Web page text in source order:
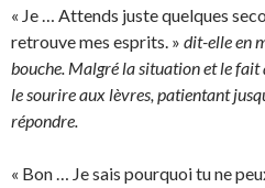
« Je … Attends juste quelques
retrouve mes esprits. » dit-elle en
bouche. Malgré la situation et le fait
le sourire aux lèvres, patientant
répondre.
« Bon … Je sais pourquoi tu ne